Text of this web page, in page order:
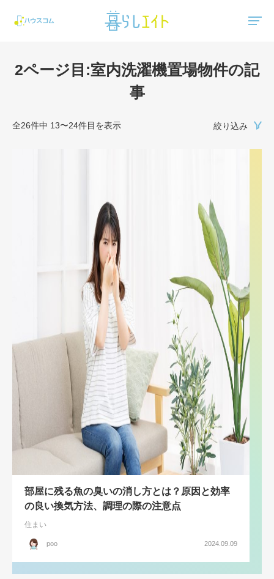
2ページ目:室内洗濯機置場物件の記
事
全26件中 13〜24件目を表示 絞り込み
部屋に残る魚の臭いの消し方とは？原因と効率
の良い換気方法、調理の際の注意点
住まい
poo 2024.09.09